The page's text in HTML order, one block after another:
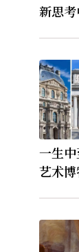
新思
一生
艺术